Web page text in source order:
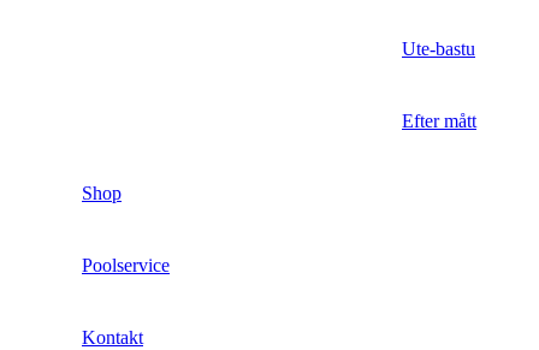
Ute-bastu
Efter mått
Shop
Poolservice
Kontakt